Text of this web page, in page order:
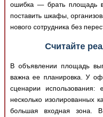
ошибка — брать площадь
поставить шкафы,
нового сотрудника без
Считайте
В объявлении площадь
важна ее планировка. У
сценарии использования:
несколько изолированных
большая входная зона.